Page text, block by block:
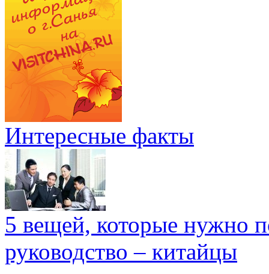
Интересные факты
5 вещей, которые нужно
руководство – китайцы